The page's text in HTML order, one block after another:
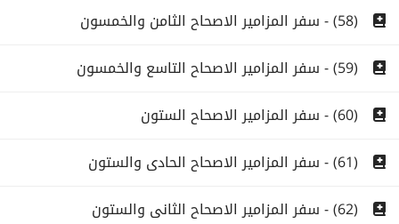
(58) - سفر المزامير الاصحاح الثامن والخمسون
(59) - سفر المزامير الاصحاح التاسع والخمسون
(60) - سفر المزامير الاصحاح الستون
(61) - سفر المزامير الاصحاح الحادى والستون
(62) - سفر المزامير الاصحاح الثانى والستون